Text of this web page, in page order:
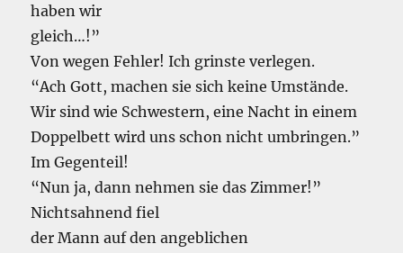
haben wir
gleich…!”
Von wegen Fehler! Ich grinste verlegen.
“Ach Gott, machen sie sich keine Umstände.
Wir sind wie Schwestern, eine Nacht in einem
Doppelbett wird uns schon nicht umbringen.”
Im Gegenteil!
“Nun ja, dann nehmen sie das Zimmer!”
Nichtsahnend fiel
der Mann auf den angeblichen